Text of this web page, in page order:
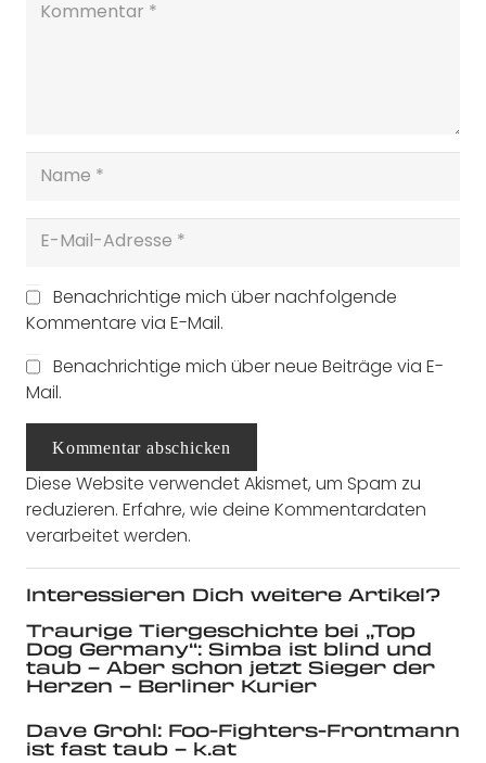
Benachrichtige mich über nachfolgende
Kommentare via E-Mail.
Benachrichtige mich über neue Beiträge via E-
Mail.
Kommentar abschicken
Diese Website verwendet Akismet, um Spam zu
reduzieren. Erfahre, wie deine Kommentardaten
verarbeitet werden.
Interessieren Dich weitere Artikel?
Traurige Tiergeschichte bei „Top
Dog Germany“: Simba ist blind und
taub – Aber schon jetzt Sieger der
Herzen – Berliner Kurier
Dave Grohl: Foo-Fighters-Frontmann
ist fast taub – k.at